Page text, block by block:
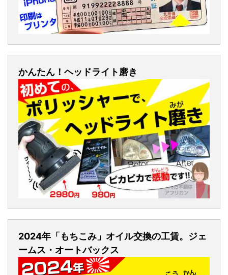
かんたん！ヘッドライト磨き
2024年「もちこみ」オイル交換の工賃。ジェ
ームス・オートバックス